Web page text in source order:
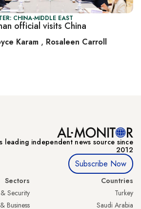
CHINA-MIDDLE EAST
official visits China
Karam , Rosaleen Carroll
leading independent news source since
2012
Subscribe Now
Countries
Turkey
Saudi Arabia
Sectors
Security
Business